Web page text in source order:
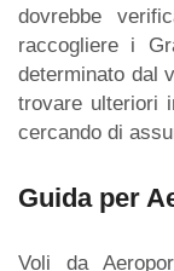
dovrebbe
raccogliere i
determinato dal
trovare ulteriori
cercando di
Guida per
Voli da